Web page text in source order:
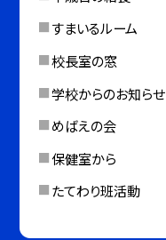
すまいるルーム
校長室の窓
学校からのお知らせ
めばえの会
保健室から
たてわり班活動